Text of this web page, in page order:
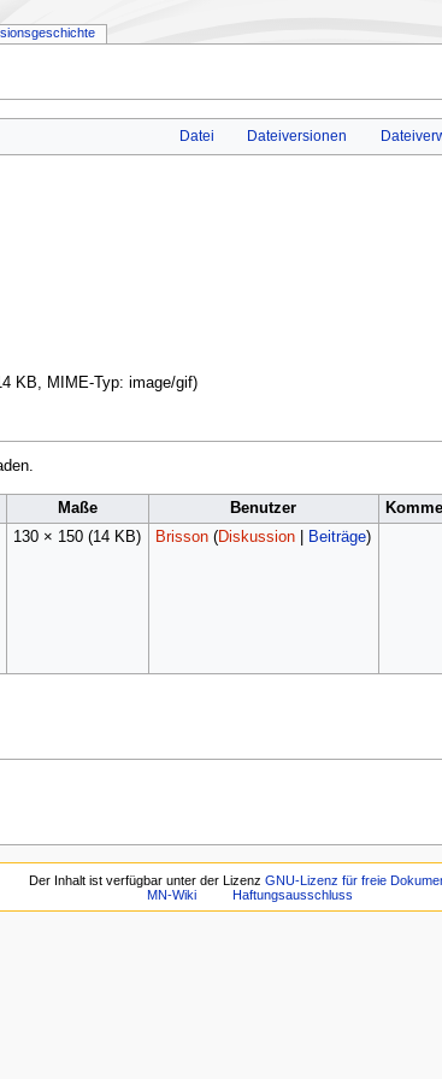
Datei Dateiversionen
KB, MIME-Typ: image/gif)
Maße Benutzer
130 × 150 (14 KB) Brisson (Diskussion| Beiträge)
Der Inhalt ist verfügbar unter der LizenzGNU-Lizenz für freie
MN-Wiki
Haftungsausschluss